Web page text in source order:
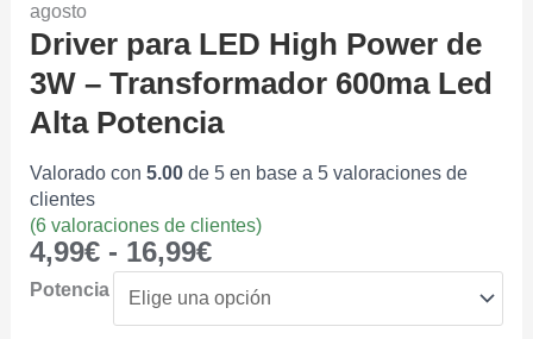
agosto
Driver para LED High Power de
3W – Transformador 600ma Led
Alta Potencia
Valorado con 5.00de 5 en base a 5valoraciones de
clientes
(6valoraciones de clientes)
4,99€ - 16,99€
Potencia